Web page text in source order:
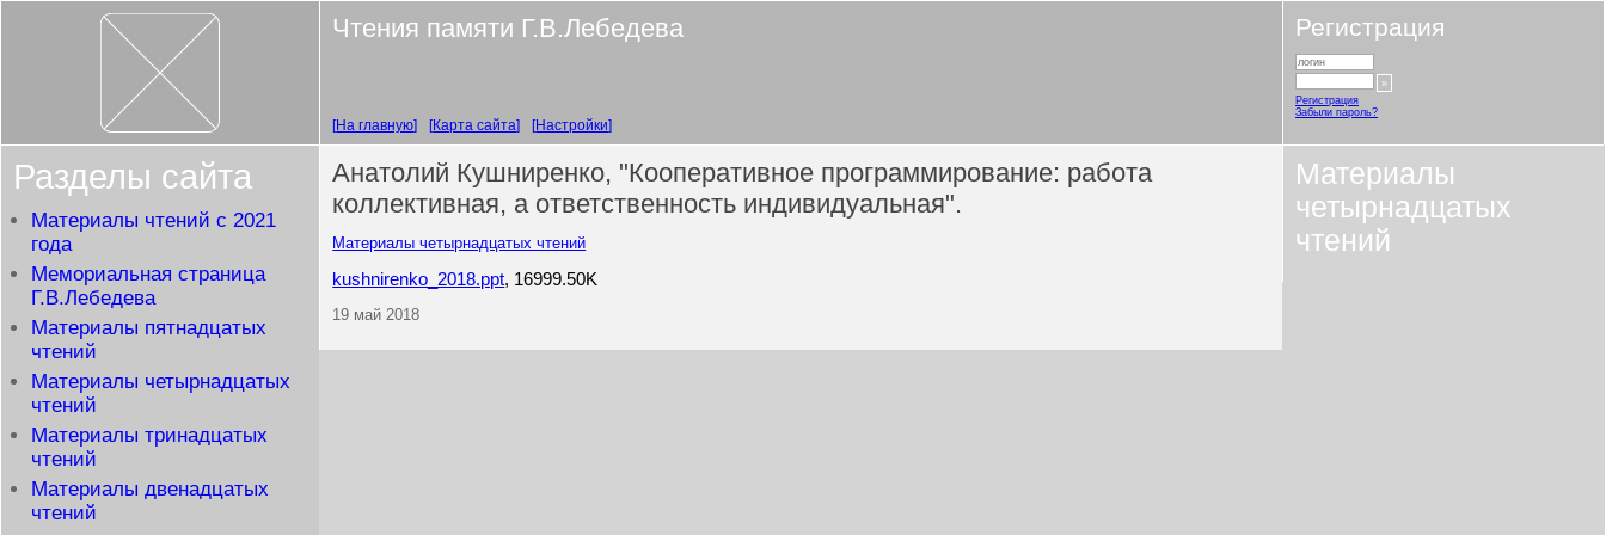
Чтения памяти Г.В.Лебедева
На главную Карта сайта Настройки
Регистрация
Регистрация
Забыли пароль?
Разделы сайта
Материалы чтений с 2021
года
Мемориальная страница
Г.В.Лебедева
Материалы пятнадцатых
чтений
Материалы четырнадцатых
чтений
Материалы тринадцатых
чтений
Материалы двенадцатых
чтений
Анатолий Кушниренко, "Кооперативное программирование: работа
коллективная, а ответственность индивидуальная".
Материалы четырнадцатых чтений
kushnirenko_2018.ppt, 16999.50K
19 май 2018
Материалы
четырнадцатых
чтений